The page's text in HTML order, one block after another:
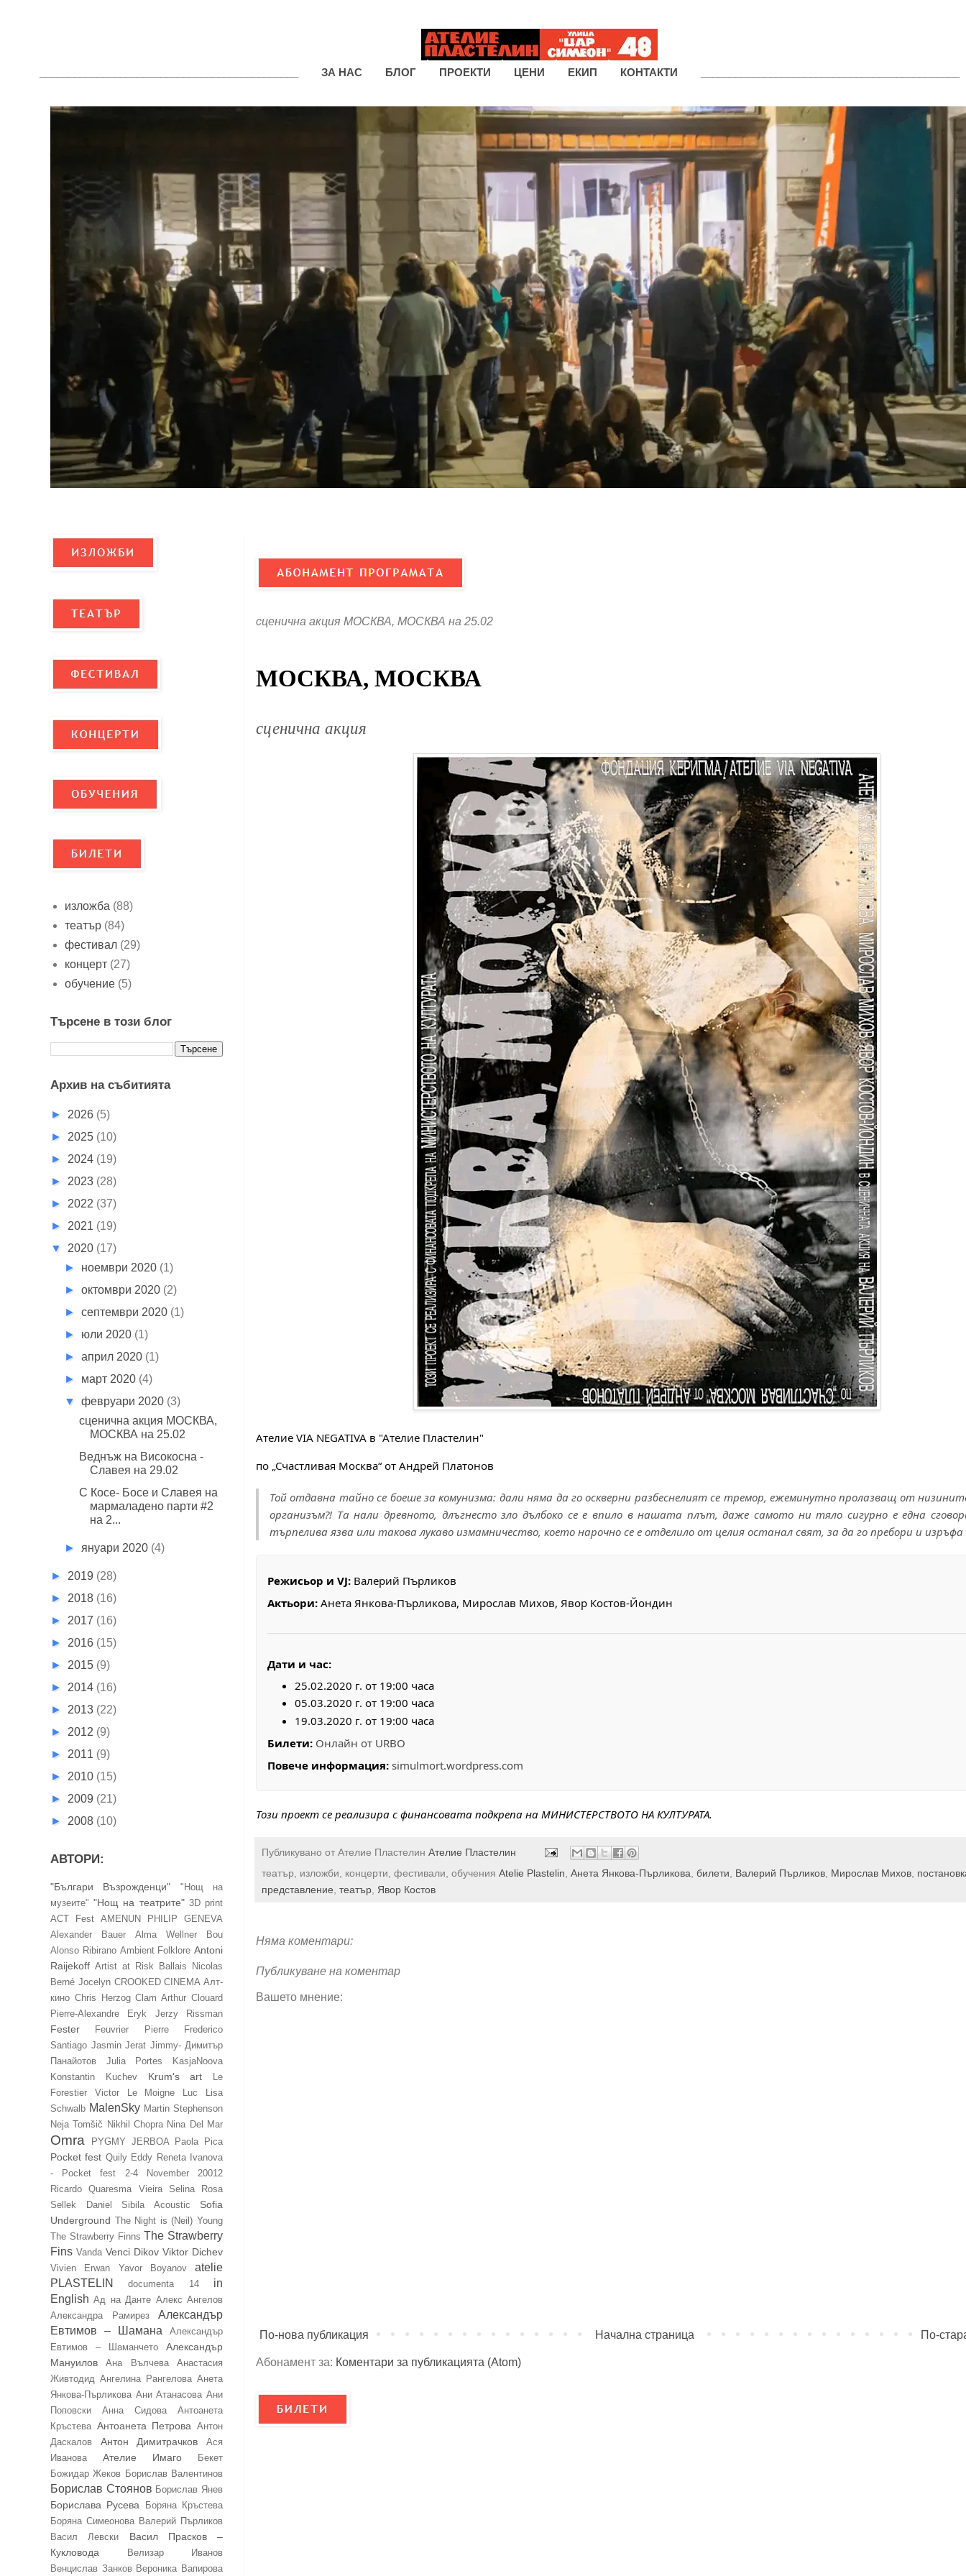
ЗА НАС БЛОГ ПРОЕКТИ ЦЕНИ ЕКИП КОНТАКТИ
сценична акция МОСКВА, МОСКВА на 25.02
МОСКВА, МОСКВА
сценична акция
Ателие VIA NEGATIVA в "Ателие Пластелин"
по „Счастливая Москва“ от Андрей Платонов
Той отдавна тайно се боеше за комунизма: дали няма да го оскверни разбеснелият се тремор, ежеминутно пролазващ от
организъм?! Та нали древното, длъгнесто зло дълбоко се е впило в нашата плът, даже самото ни тяло сигурно е една
търпелива язва или такова лукаво измамничество, което нарочно се е отделило от целия останал свят, за да го пребори и
Режисьор и VJ: Валерий Пърликов
Актьори: Анета Янкова-Пърликова, Мирослав Михов, Явор Костов-Йондин
Дати и час:
25.02.2020 г. от 19:00 часа
05.03.2020 г. от 19:00 часа
19.03.2020 г. от 19:00 часа
Билети: Онлайн от URBO
Повече информация: simulmort.wordpress.com
Този проект се реализира с финансовата подкрепа на МИНИСТЕРСТВОТО НА КУЛТУРАТА.
Публикувано от Ателие Пластелин Ателие Пластелин
театър, изложби, концерти, фестивали, обучения Atelie Plastelin Анета Янкова-Пърликова билети Валерий Пърликов Мирослав Михов
представление театър Явор Костов
Няма коментари:
Публикуване на коментар
Вашето мнение:
По-нова публикация По-
Начална страница
Абонамент за: Коментари за публикацията (Atom)
изложба (88)
театър (84)
фестивал (29)
концерт (27)
обучение (5)
Търсене в този блог
Архив на събитията
► 2026 (5)
► 2025 (10)
► 2024 (19)
► 2023 (28)
► 2022 (37)
► 2021 (19)
▼ 2020 (17)
► ноември 2020 (1)
►октомври 2020 (2)
►септември 2020 (1)
► юли 2020 (1)
►април 2020 (1)
► март 2020 (4)
▼февруари 2020 (3)
сценична акция МОСКВА,
МОСКВА на 25.02
Веднъж на Високосна -
Славея на 29.02
С Косе- Босе и Славея на
мармаладено парти #2
на 2...
► януари 2020 (4)
► 2019 (28)
► 2018 (16)
► 2017 (16)
► 2016 (15)
► 2015 (9)
► 2014 (16)
► 2013 (22)
► 2012 (9)
► 2011 (9)
► 2010 (15)
► 2009 (21)
► 2008 (10)
АВТОРИ:
"Българи Възрожденци"
"Нощ на
музеите" "Нощ на театрите" 3D print
ACT Fest AMENUN PHILIP GENEVA
Alexander Bauer
Alma Wellner Bou
Alonso Ribirano Ambient Folklore Antoni
Raijekoff Artist at Risk
Ballais Nicolas
Berné Jocelyn CROOKED CINEMA Алт-
кино Chris Herzog Clam Arthur Clouard
Pierre-Alexandre
Eryk Jerzy Rissman
Fester Feuvrier Pierre
Frederico
Santiago Jasmin Jerat Jimmy- Димитър
Панайотов
Julia Portes
KasjaNoova
Konstantin Kuchev
Krum's art
Le
Forestier Victor
Le Moigne Luc
Lisa
Schwalb MalenSky Martin Stephenson
Neja Tomšič Nikhil Chopra Nina Del Mar
Omra PYGMY JERBOA Paola Pica
Pocket fest Quily Eddy Reneta Ivanova
- Pocket fest 2-4 November 20012
Ricardo Quaresma Vieira
Selina Rosa
Sellek Daniel
Sibila Acoustic
Sofia
Underground The Night is (Neil) Young
The Strawberry Finns The Strawberry
Fins Vanda Venci Dikov Viktor Dichev
Vivien Erwan Yavor Boyanov
atelie
PLASTELIN
documenta 14
in
English Ад на Данте Алекс Ангелов
Александра Рамирез
Александър
Евтимов – Шамана
Александър
Евтимов – Шаманчето
Александър
Мануилов
Ана Вълчева
Анастасия
Живтодид Ангелина Рангелова Анета
Янкова-Пърликова Ани Атанасова Ани
Поповски
Анна Сидова
Антоанета
Кръстева Антоанета Петрова
Антон
Даскалов
Антон Димитрачков
Ася
Иванова
Ателие Имаго
Бекет
Божидар Жеков Борислав Валентинов
Борислав Стоянов Борислав Янев
Борислава Русева
Боряна Кръстева
Боряна Симеонова Валерий Пърликов
Васил Левски
Васил Прасков –
Кукловода
Велизар Иванов
Венцислав Занков Вероника Вапирова